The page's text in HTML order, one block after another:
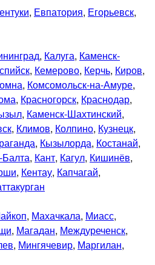
, Евпатория, Егорьевск,
, Калуга, Каменск-
, Кемерово, Керчь, Киров,
, Комсомольск-на-Амуре,
, Красногорск, Краснодар,
, Каменск-Шахтинский,
, Климов, Колпино, Кузнецк,
, Кызылорда, Костанай,
Балта, Кант, Кагул, Кишинёв,
, Кентау, Капчагай,
, Махачкала, Миасс,
, Магадан, Междуреченск,
, Мингячевир, Маргилан,